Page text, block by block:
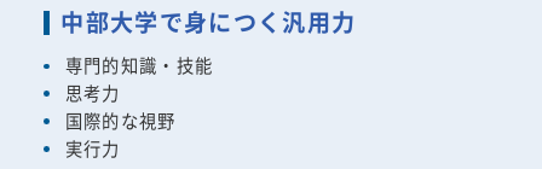
中部大学で身につく汎用力
専門的知識・技能
思考力
国際的な視野
実行力